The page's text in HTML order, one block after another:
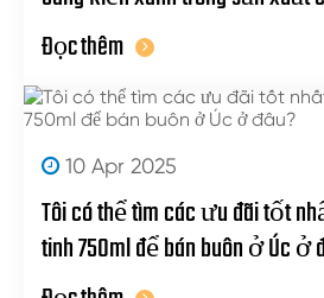
Đọc thêm
10 Apr 2025
Tôi có thể tìm các ưu đãi tốt
tinh 750ml để bán buôn ở Úc ở